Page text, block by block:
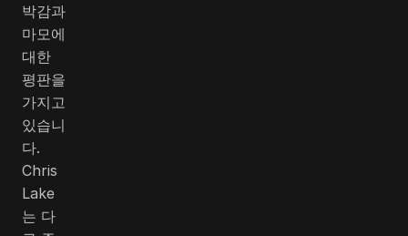
박감과
마모에
대한
평판을
가지고
있습니
다.
Chris
Lake
는 다